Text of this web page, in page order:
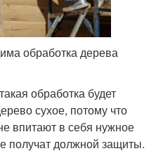
обработка дерева
обработка будет
сухое, потому что
впитают в себя нужное
получат должной защиты.